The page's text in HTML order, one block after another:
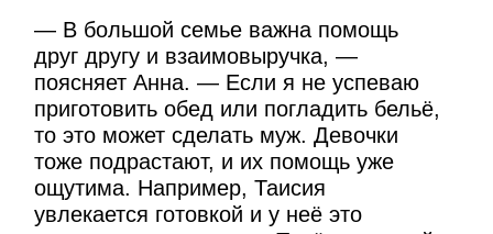
— В большой семье важна помощь
друг другу и взаимовыручка, —
поясняет Анна. — Если я не успеваю
приготовить обед или погладить бельё,
то это может сделать муж. Девочки
тоже подрастают, и их помощь уже
ощутима. Например, Таисия
увлекается готовкой и у неё это